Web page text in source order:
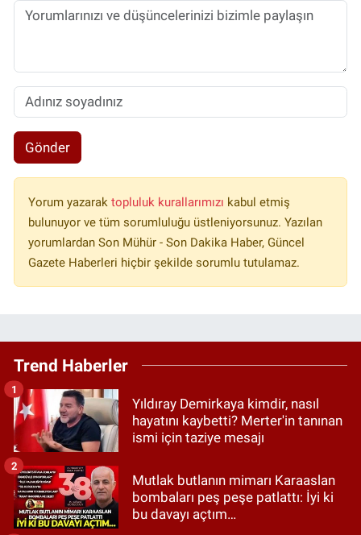
Gönder
Yorum yazarak topluluk kurallarımızı kabul etmiş
bulunuyor ve tüm sorumluluğu üstleniyorsunuz. Yazılan
yorumlardan Son Mühür - Son Dakika Haber, Güncel
Gazete Haberleri hiçbir şekilde sorumlu tutulamaz.
Trend Haberler
Yıldıray Demirkaya kimdir, nasıl
hayatını kaybetti? Merter'in tanınan
ismi için taziye mesajı
1
Mutlak butlanın mimarı Karaaslan
bombaları peş peşe patlattı: İyi ki
bu davayı açtım…
2